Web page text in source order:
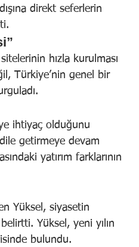
direkt seferlerin
hızla kurulması
Türkiye’nin genel bir
ihtiyaç olduğunu
getirmeye devam
yatırım farklarının
Yüksel, siyasetin
Yüksel, yeni yılın
bulundu.